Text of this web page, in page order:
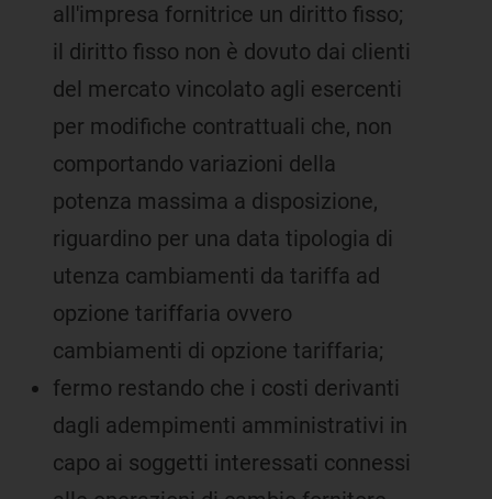
all'impresa fornitrice un diritto fisso;
il diritto fisso non è dovuto dai clienti
del mercato vincolato agli esercenti
per modifiche contrattuali che, non
comportando variazioni della
potenza massima a disposizione,
riguardino per una data tipologia di
utenza cambiamenti da tariffa ad
opzione tariffaria ovvero
cambiamenti di opzione tariffaria;
fermo restando che i costi derivanti
dagli adempimenti amministrativi in
capo ai soggetti interessati connessi